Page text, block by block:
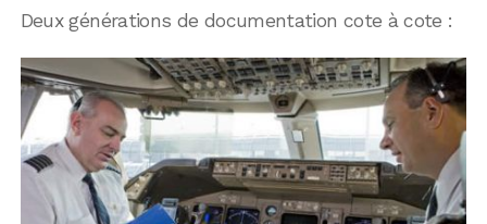
Deux générations de documentation cote à cote :